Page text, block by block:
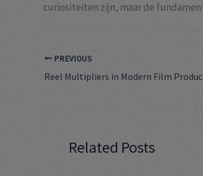
curiositeiten zijn, maar de
PREVIOUS
Related Posts